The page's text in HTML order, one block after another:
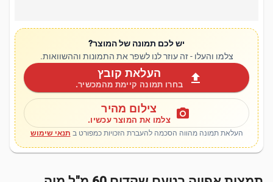
יש לכם תמונה של המוצר?
צלמו והעלו - זה עוזר לנו לשפר את התמונות וההשוואות.
upload העלאת קובץ
בחרו תמונה קיימת מהמכשיר.
photo_camera צילום מהיר
צלמו את המוצר עכשיו.
העלאת תמונה מהווה הסכמה להעברת הזכויות כמפורט ב תנאי שימוש